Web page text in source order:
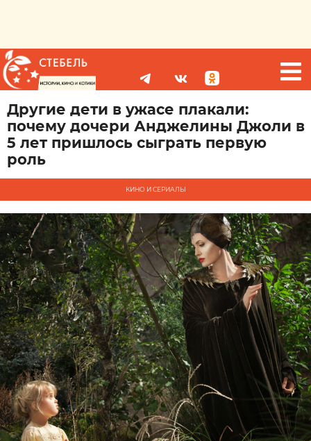
Другие дети в ужасе плакали:
почему дочери Анджелины Джоли в
5 лет пришлось сыграть первую
роль
КИНО И СЕРИАЛЫ